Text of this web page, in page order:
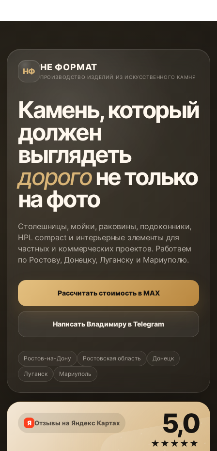
НФ НЕ ФОРМАТ
ПРОИЗВОДСТВО ИЗДЕЛИЙ ИЗ ИСКУССТВЕННОГО КАМНЯ
Камень, который
должен
выглядеть
дорогоне только
на фото
Столешницы, мойки, раковины, подоконники,
HPL compact и интерьерные элементы для
частных и коммерческих проектов. Работаем
по Ростову, Донецку, Луганску и Мариуполю.
Рассчитать стоимость в MAX
Написать Владимиру в Telegram
Ростов-на-Дону Ростовская область Донецк
Луганск Мариуполь
Отзывы на Яндекс Картах 5,0
★★★★★